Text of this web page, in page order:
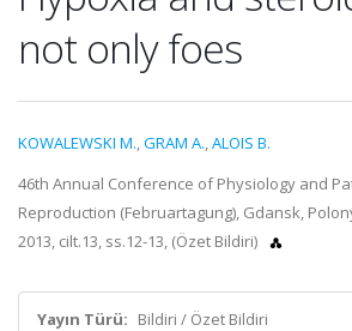
not only foes
KOWALEWSKI M.,GRAM A.,ALOIS B.
46th Annual Conference of Physiology and
Reproduction (Februartagung), Gdansk,
2013, cilt.13, ss.12-13, (Özet Bildiri)
Yayın Türü: Bildiri / Özet Bildiri